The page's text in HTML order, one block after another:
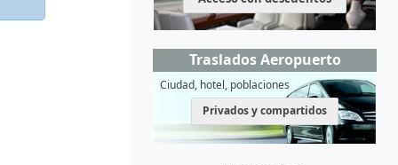
Traslados Aeropuerto
Ciudad, hotel, poblaciones
Privados y compartidos